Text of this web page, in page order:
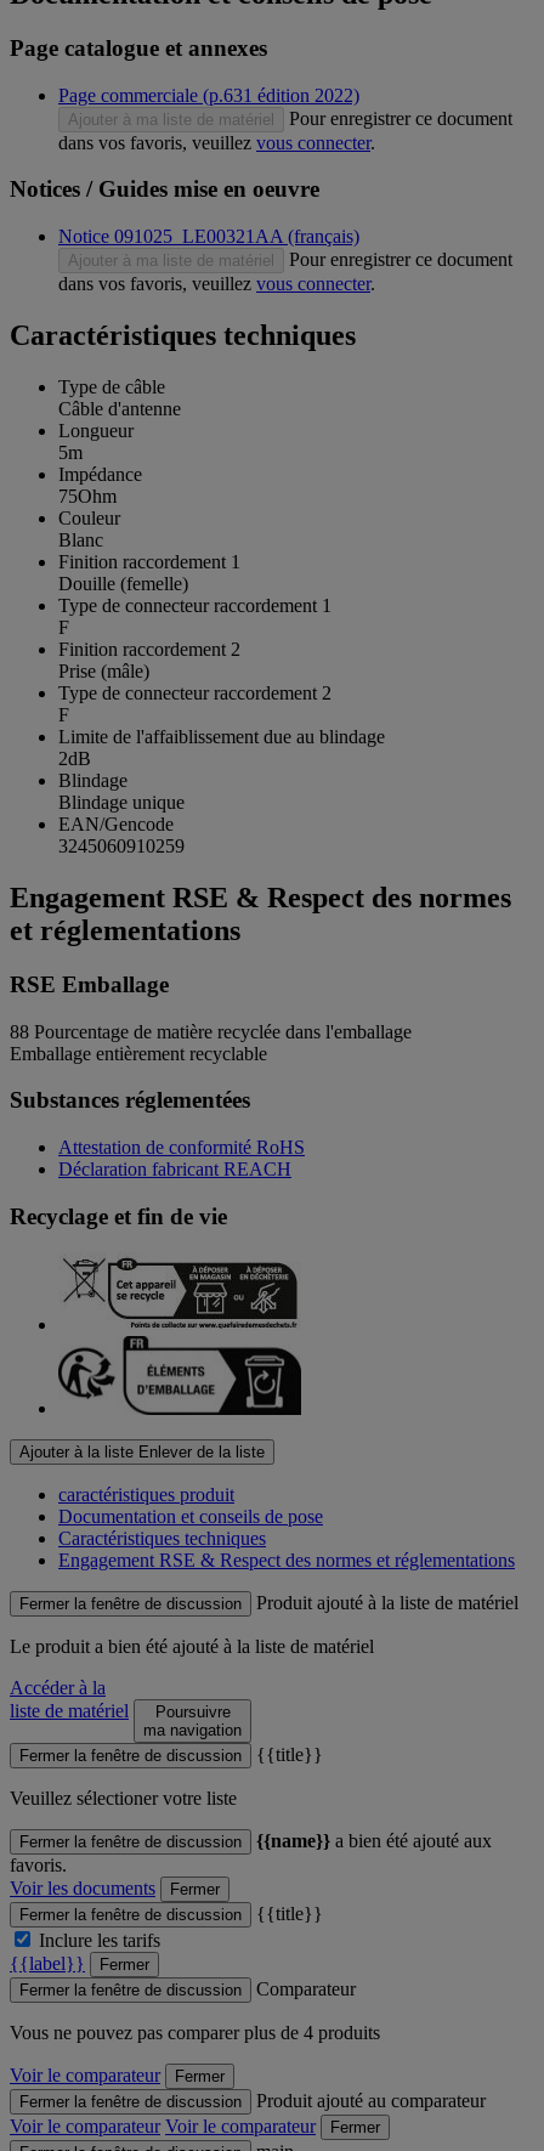
Page catalogue et annexes
Page commerciale (p.631 édition 2022)
Ajouter à ma liste de matériel
Pour enregistrer ce document
dans vos favoris, veuillez vous connecter.
Notices / Guides mise en oeuvre
Notice 091025_LE00321AA (français)
Ajouter à ma liste de matériel
Pour enregistrer ce document
dans vos favoris, veuillez vous connecter.
Caractéristiques techniques
Type de câble
Câble d'antenne
Longueur
5m
Impédance
75Ohm
Couleur
Blanc
Finition raccordement 1
Douille (femelle)
Type de connecteur raccordement 1
F
Finition raccordement 2
Prise (mâle)
Type de connecteur raccordement 2
F
Limite de l'affaiblissement due au blindage
2dB
Blindage
Blindage unique
EAN/Gencode
3245060910259
Engagement RSE & Respect des normes
et réglementations
RSE Emballage
88 Pourcentage de matière recyclée dans l'emballage
Emballage entièrement recyclable
Substances réglementées
Attestation de conformité RoHS
Déclaration fabricant REACH
Recyclage et fin de vie
Ajouter à la liste Enlever de la liste
caractéristiques produit
Documentation et conseils de pose
Caractéristiques techniques
Engagement RSE & Respect des normes et réglementations
Fermer la fenêtre de discussion Produit ajouté à la liste de matériel
Le produita bien été ajouté à la liste de matériel
Accéder à la
liste de matériel
Poursuivre
ma navigation
Fermer la fenêtre de discussion
{{title}}
Veuillez sélectioner votre liste
Fermer la fenêtre de discussion {{name}} a bien été ajouté aux
favoris.
Voir les documents
Fermer
Fermer la fenêtre de discussion
{{title}}
Inclure les tarifs
{{label}}
Fermer
Fermer la fenêtre de discussion
Comparateur
Vous ne pouvez pas comparer plus de 4 produits
Voir le comparateur
Fermer
Fermer la fenêtre de discussion
Produit ajouté au comparateur
Voir le comparateur Voir le comparateur
Fermer